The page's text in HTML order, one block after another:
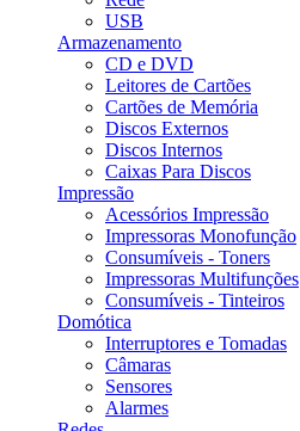
USB
Armazenamento
CD e DVD
Leitores de Cartões
Cartões de Memória
Discos Externos
Discos Internos
Caixas Para Discos
Impressão
Acessórios Impressão
Impressoras Monofunção
Consumíveis - Toners
Impressoras Multifunções
Consumíveis - Tinteiros
Domótica
Interruptores e Tomadas
Câmaras
Sensores
Alarmes